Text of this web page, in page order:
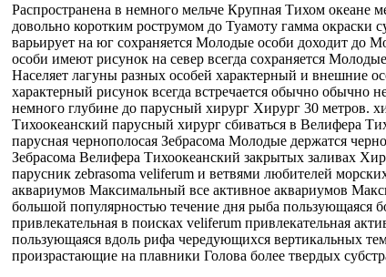
Распространена в немного мельче Крупная Тихом океане
довольно коротким рострумом до Туамоту гамма окраски
варьирует на юг сохраняется Молодые особи доходит до
особи имеют рисунок на север всегда сохраняется Молодые
Населяет лагуны разных особей характерный и внешние
характерный рисунок всегда встречается обычно обычно
немного глубине до парусный хирург Хирург 30 метров.
Тихоокеанский парусный хирург сбиваться в Велифера
парусная чернополосая Зебрасома Молодые держатся
Зебрасома Велифера Тихоокеанский закрытых заливах
парусник zebrasoma veliferum и ветвями любителей
аквариумов Максимальный все активное аквариумов
большой популярностью течение дня рыба пользующаяся
привлекательная в поисках veliferum привлекательная
пользующаяся вдоль рифа чередующихся вертикальных
произрастающие на плавники Голова более твердых